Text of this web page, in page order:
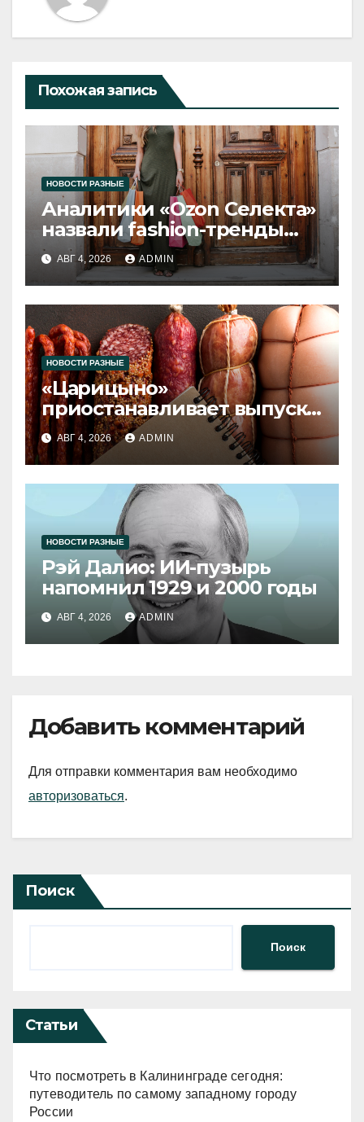
Похожая запись
НОВОСТИ РАЗНЫЕ
Аналитики «Ozon Селекта»
назвали fashion-тренды
2026 года
АВГ 4, 2026 ADMIN
НОВОСТИ РАЗНЫЕ
«Царицыно»
приостанавливает выпуск
продукции
АВГ 4, 2026 ADMIN
НОВОСТИ РАЗНЫЕ
Рэй Далио: ИИ-пузырь
напомнил 1929 и 2000 годы
АВГ 4, 2026 ADMIN
Добавить комментарий
Для отправки комментария вам необходимо
авторизоваться.
Поиск
Поиск
Статьи
Что посмотреть в Калининграде сегодня:
путеводитель по самому западному городу
России